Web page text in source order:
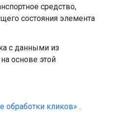
средство,
состояния элемента
с данными из
основе этой
обработки кликов» .